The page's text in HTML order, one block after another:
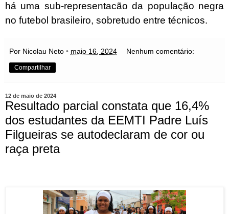
há uma sub-representacão da população negra
no futebol brasileiro, sobretudo entre técnicos.
Por Nicolau Neto • maio 16, 2024 Nenhum comentário:
Compartilhar
12 de maio de 2024
Resultado parcial constata que 16,4%
dos estudantes da EEMTI Padre Luís
Filgueiras se autodeclaram de cor ou
raça preta